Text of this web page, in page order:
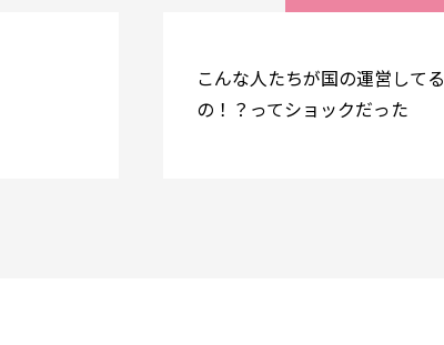
こんな人たちが国の運営してる
の！？ってショックだった